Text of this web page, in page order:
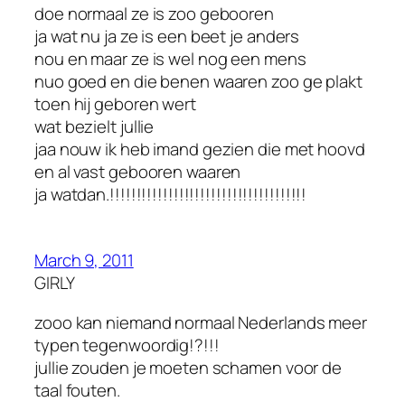
doe normaal ze is zoo gebooren
ja wat nu ja ze is een beet je anders
nou en maar ze is wel nog een mens
nuo goed en die benen waaren zoo ge plakt
toen hij geboren wert
wat bezielt jullie
jaa nouw ik heb imand gezien die met hoovd
en al vast gebooren waaren
ja watdan.!!!!!!!!!!!!!!!!!!!!!!!!!!!!!!!!!!!!!
March 9, 2011
GIRLY
zooo kan niemand normaal Nederlands meer
typen tegenwoordig!?!!!
jullie zouden je moeten schamen voor de
taal fouten.